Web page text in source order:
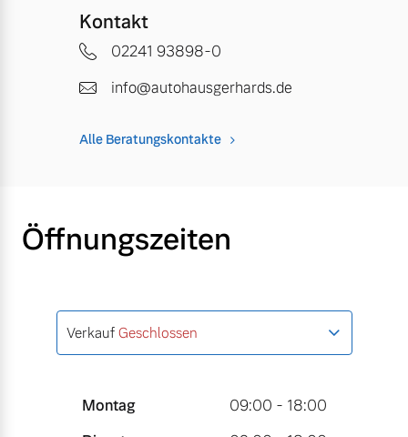
Kontakt
02241 93898-0
info@autohausgerhards.de
Alle Beratungskontakte
Öffnungszeiten
Verkauf Geschlossen
Montag
09:00 - 18:00